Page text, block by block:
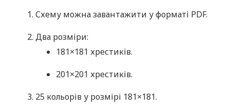
Схему можна завантажити у форматі PDF.
Два розміри:
181×181 хрестиків.
201×201 хрестиків.
25 кольорів у розмірі 181×181.